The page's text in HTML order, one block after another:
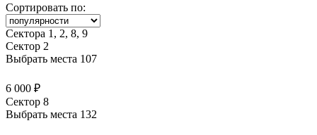
Сортировать по:
Сектора 1, 2, 8, 9
Сектор 2
Выбрать места 107
6 000 ₽
Сектор 8
Выбрать места 132